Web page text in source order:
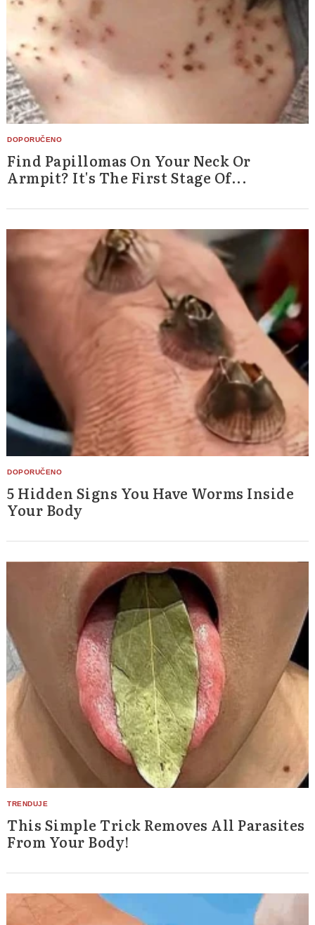
Find Papillomas On Your Neck Or
Armpit? It's The First Stage Of...
5 Hidden Signs You Have Worms Inside
Your Body
This Simple Trick Removes All Parasites
From Your Body!